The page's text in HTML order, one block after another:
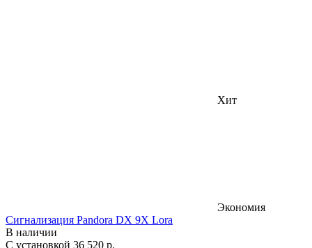
Хит
Экономия
Сигнализация Pandora DX 9X Lora
В наличии
С установкой 36 520 р.